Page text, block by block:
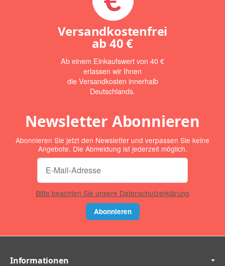
Versandkostenfrei
ab40 €
Ab einem Einkaufswert von 40 €
erlassen wir Ihnen
die Versandkosten innerhalb
Deutschlands.
Newsletter Abonnieren
Abonnieren Sie jetzt den Newsletter und verpassen Sie keine
Angebote. Die Abmeldung ist jederzeit möglich.
Bitte beachten Sie unsere Datenschutzerklärung
Abonnieren
Informationen